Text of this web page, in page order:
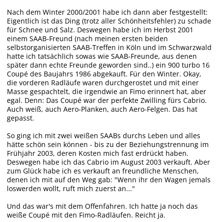
Nach dem Winter 2000/2001 habe ich dann aber festgestellt:
Eigentlich ist das Ding (trotz aller Schönheitsfehler) zu schade
für Schnee und Salz. Deswegen habe ich im Herbst 2001
einem SAAB-Freund (nach meinen ersten beiden
selbstorganisierten SAAB-Treffen in Köln und im Schwarzwald
hatte ich tatsächlich sowas wie SAAB-Freunde, aus denen
später dann echte Freunde geworden sind..) ein 900 turbo 16
Coupé des Baujahrs 1986 abgekauft. Für den Winter. Okay,
die vorderen Radläufe waren durchgerostet und mit einer
Masse gespachtelt, die irgendwie an Fimo erinnert hat, aber
egal. Denn: Das Coupé war der perfekte Zwilling fürs Cabrio.
Auch weiß, auch Aero-Planken, auch Aero-Felgen. Das hat
gepasst.
So ging ich mit zwei weißen SAABs durchs Leben und alles
hätte schön sein können - bis zu der Beziehungstrennung im
Frühjahr 2003, deren Kosten mich fast erdrückt haben.
Deswegen habe ich das Cabrio im August 2003 verkauft. Aber
zum Glück habe ich es verkauft an freundliche Menschen,
denen ich mit auf den Weg gab: "Wenn ihr den Wagen jemals
loswerden wollt, ruft mich zuerst an..."
Und das war's mit dem Offenfahren. Ich hatte ja noch das
weiße Coupé mit den Fimo-Radläufen. Reicht ja.